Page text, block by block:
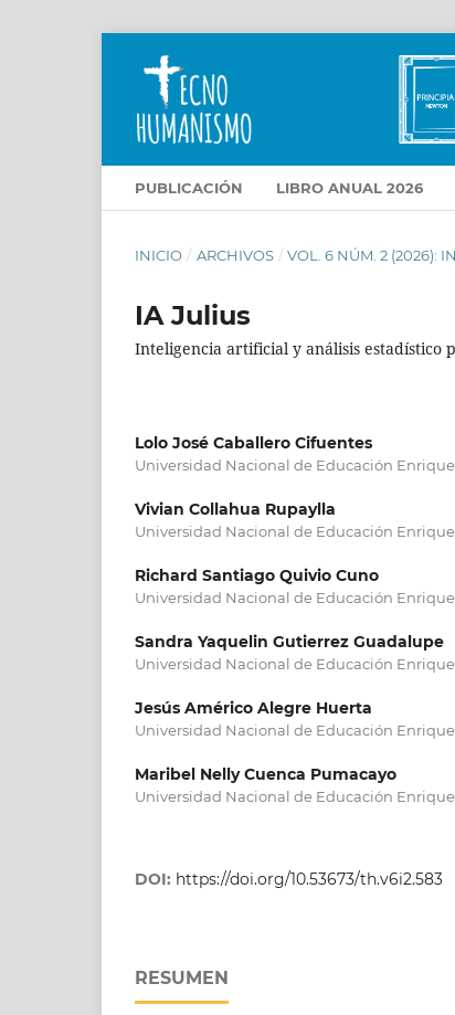
PUBLICACIÓN LIBRO ANUAL 2026
INICIO / ARCHIVOS / VOL. 6 NÚM. 2 (2026):
IA Julius
Inteligencia artificial y análisis estadístico
Lolo José Caballero Cifuentes
Universidad Nacional de Educación
Vivian Collahua Rupaylla
Universidad Nacional de Educación
Richard Santiago Quivio Cuno
Universidad Nacional de Educación
Sandra Yaquelin Gutierrez Guadalupe
Universidad Nacional de Educación
Jesús Américo Alegre Huerta
Universidad Nacional de Educación
Maribel Nelly Cuenca Pumacayo
Universidad Nacional de Educación
DOI: https://doi.org/10.53673/th.v6i2.583
RESUMEN